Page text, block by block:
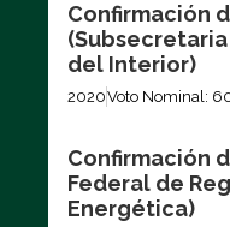
Confirmación
del Interior)
2020Voto Nominal:
Confirmación
Federal de
Energética)